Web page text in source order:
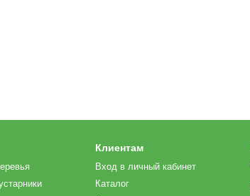
Клиентам
Вход в личный кабинет
Каталог